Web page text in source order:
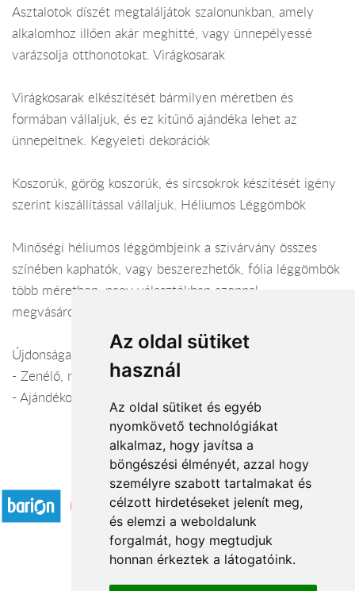
Az oldal sütiket
használ
Az oldal sütiket és egyéb
nyomkövető technológiákat
alkalmaz, hogy javítsa a
böngészési élményét, azzal hogy
személyre szabott tartalmakat és
célzott hirdetéseket jelenít meg,
és elemzi a weboldalunk
forgalmát, hogy megtudjuk
honnan érkeztek a látogatóink.
Asztalotok díszét megtaláljátok szalonunkban, amely
alkalomhoz illően akár meghitté, vagy ünnepélyessé
varázsolja otthonotokat. Virágkosarak
Virágkosarak elkészítését bármilyen méretben és
formában vállaljuk, és ez kitűnő ajándéka lehet az
ünnepeltnek. Kegyeleti dekorációk
Koszorúk, görög koszorúk, és sírcsokrok készítését igény
szerint kiszállítással vállaljuk. Héliumos Léggömbök
Minőségi héliumos léggömbjeink a szivárvány összes
színében kaphatók, vagy beszerezhetők, fólia léggömbök
több méretben, nagy választékban azonnal
megvásárolhatók!
Újdonságaink:
- Zenélő, mikrofonos óriás fólia léggömbök.
- Ajándékok léggömbbe töltése.
Elfogadott fizetési módok